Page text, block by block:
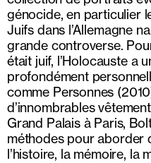
génocide, en particulier
Juifs dans l’Allemagne
grande controverse.
était juif, l’Holocauste a
profondément
comme Personnes
d’innombrables
Grand Palais à Paris,
méthodes pour aborder
l’histoire, la mémoire, la